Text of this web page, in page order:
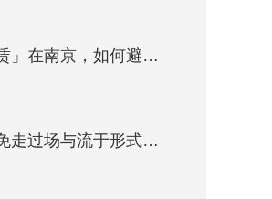
「舞台设备租赁」在南京，如何避免被坑？租赁心得分享！
搞活动怎样避免走过场与流于形式：提升工作效率与质量的关键策略